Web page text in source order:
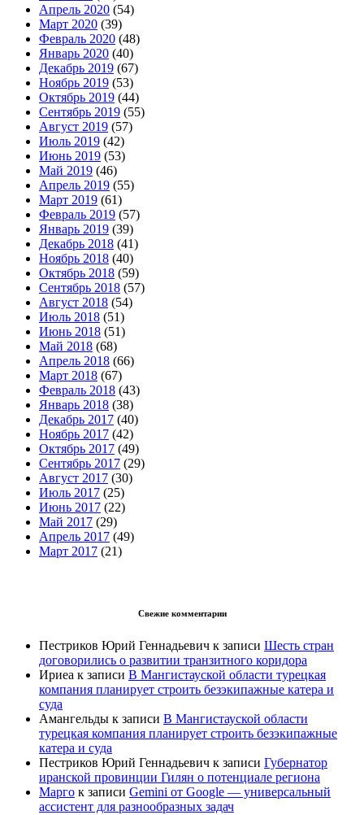
Апрель 2020 (54)
Март 2020 (39)
Февраль 2020 (48)
Январь 2020 (40)
Декабрь 2019 (67)
Ноябрь 2019 (53)
Октябрь 2019 (44)
Сентябрь 2019 (55)
Август 2019 (57)
Июль 2019 (42)
Июнь 2019 (53)
Май 2019 (46)
Апрель 2019 (55)
Март 2019 (61)
Февраль 2019 (57)
Январь 2019 (39)
Декабрь 2018 (41)
Ноябрь 2018 (40)
Октябрь 2018 (59)
Сентябрь 2018 (57)
Август 2018 (54)
Июль 2018 (51)
Июнь 2018 (51)
Май 2018 (68)
Апрель 2018 (66)
Март 2018 (67)
Февраль 2018 (43)
Январь 2018 (38)
Декабрь 2017 (40)
Ноябрь 2017 (42)
Октябрь 2017 (49)
Сентябрь 2017 (29)
Август 2017 (30)
Июль 2017 (25)
Июнь 2017 (22)
Май 2017 (29)
Апрель 2017 (49)
Март 2017 (21)
Свежие комментарии
Пестриков Юрий Геннадьевич к записи Шесть стран
договорились о развитии транзитного коридора
Ириеа к записи В Мангистауской области турецкая
компания планирует строить безэкипажные катера и
суда
Амангельды к записи В Мангистауской области
турецкая компания планирует строить безэкипажные
катера и суда
Пестриков Юрий Геннадьевич к записи Губернатор
иранской провинции Гилян о потенциале региона
Марго к записи Gemini от Google — универсальный
ассистент для разнообразных задач